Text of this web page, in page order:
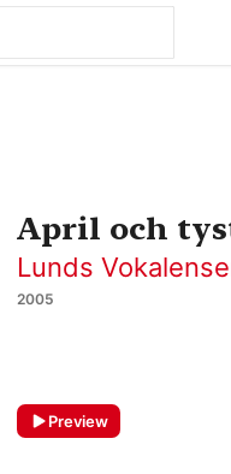
April och
Lunds
2005
Preview